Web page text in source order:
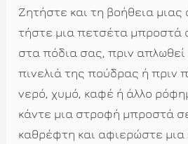
Ζητήστε και τη βοήθεια
τήστε μια πετσέτα μπροστά
στα πόδια σας, πριν απλωθεί
πινελιά της πούδρας ή πριν
νερό, χυμό, καφέ ή άλλο
κάντε μια στροφή μπροστά
καθρέφτη και αφιερώστε μια